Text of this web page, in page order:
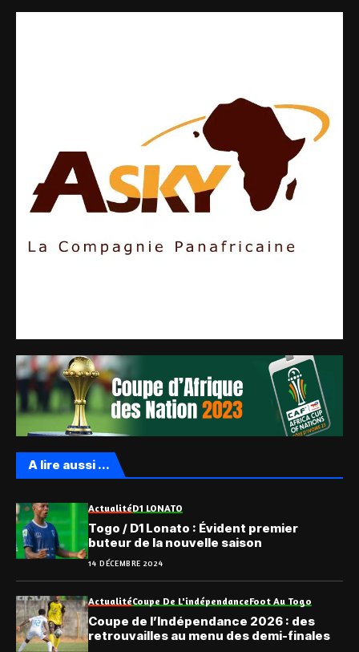
A lire aussi ...
ActualitéD1 LONATO
Togo / D1 Lonato : Évident premier
buteur de la nouvelle saison
14 DÉCEMBRE 2024
ActualitéCoupe De L'indépendanceFoot Au Togo
Coupe de l’Indépendance 2026 : des
retrouvailles au menu des demi-finales